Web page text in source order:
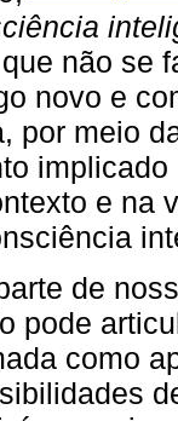
não se
novo e
por meio
e na
de
pode
como